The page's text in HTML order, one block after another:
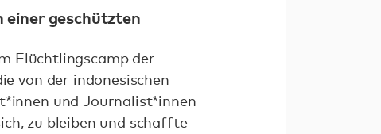
einer geschützten
Flüchtlingscamp der
von der indonesischen
und Journalist*innen
zu bleiben und schaffte